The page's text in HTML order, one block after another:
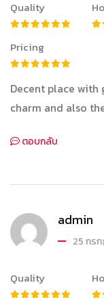
Quality
Pricing
Decent place
charm and also
ตอบกลับ
admin
25 กร
Quality